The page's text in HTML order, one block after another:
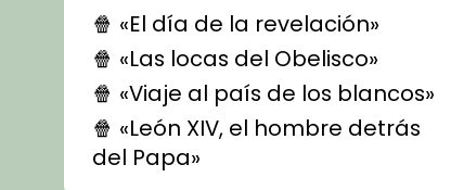
🍿 «El día de la revelación»
🍿 «Las locas del Obelisco»
🍿 «Viaje al país de los blancos»
🍿 «León XIV, el hombre detrás
del Papa»